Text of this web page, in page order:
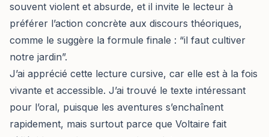
souvent violent et absurde, et il invite le lecteur à
préférer l’action concrète aux discours théoriques,
comme le suggère la formule finale : “il faut cultiver
notre jardin”.
J’ai apprécié cette lecture cursive, car elle est à la fois
vivante et accessible. J’ai trouvé le texte intéressant
pour l’oral, puisque les aventures s’enchaînent
rapidement, mais surtout parce que Voltaire fait